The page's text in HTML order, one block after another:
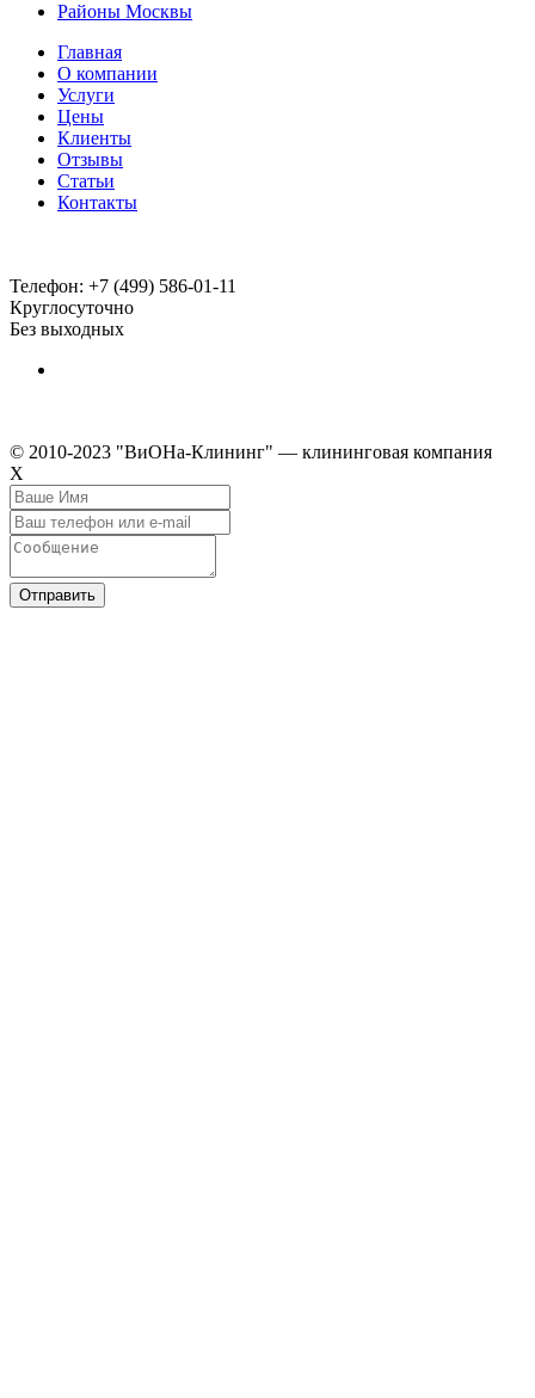
Районы Москвы
Главная
О компании
Услуги
Цены
Клиенты
Отзывы
Статьи
Контакты
Телефон: +7 (499) 586-01-11
Круглосуточно
Без выходных
© 2010-2023 "ВиОНа-Клининг" — клининговая компания
Х